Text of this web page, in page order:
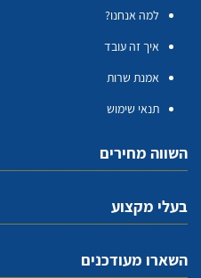
למה אנחנו?
איך זה עובד
אמנת שרות
תנאי שימוש
השווה מחירים
בעלי מקצוע
השארו מעודכנים